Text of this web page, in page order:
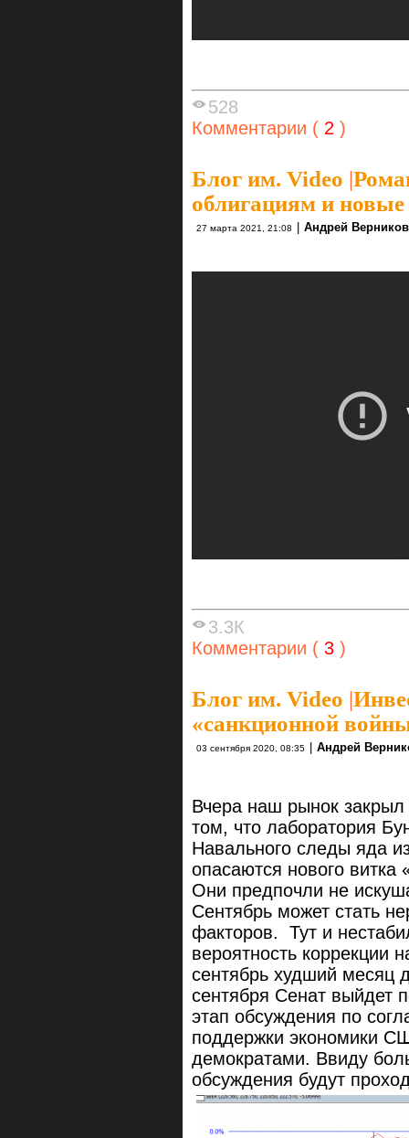
528
Комментарии ( 2 )
Блог им. Video |
облигациям и
27 марта 2021, 21:08 Андрей Верников
3.3К
Комментарии ( 3 )
Блог им. Video |
«санкционной
03 сентября 2020, 08:35 Андрей
Вчера наш рынок
том, что лаборатория
Навального следы яда
опасаются нового витка
Они предпочли не
Сентябрь может стать
факторов. Тут и
вероятность коррекции
сентябрь худший месяц
сентября Сенат выйдет
этап обсуждения по
поддержки экономики
демократами. Ввиду
обсуждения будут